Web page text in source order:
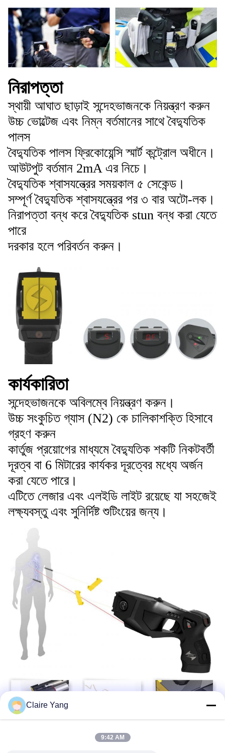
নিরাপত্তা
স্থায়ী আঘাত ছাড়াই সন্দেহভাজনকে নিয়ন্ত্রণ করুন
উচ্চ ভোল্টেজ এবং নিম্ন বর্তমানের সাথে বৈদ্যুতিক
পালস
বৈদ্যুতিক পালস ফ্রিকোয়েন্সি স্মার্ট কন্ট্রোল অধীনে।
আউটপুট বর্তমান 2mA এর নিচে।
বৈদ্যুতিক শ্বাসযন্ত্রের সময়কাল ৫ সেকেন্ড।
সম্পূর্ণ বৈদ্যুতিক শ্বাসযন্ত্রের পর ৩ বার অটো-লক।
নিরাপত্তা বন্ধ করে বৈদ্যুতিক stun বন্ধ করা যেতে
পারে
দরকার হলে পরিবর্তন করুন।
কার্যকারিতা
সন্দেহভাজনকে অবিলম্বে নিয়ন্ত্রণ করুন।
উচ্চ সংকুচিত গ্যাস (N2) কে চালিকাশক্তি হিসাবে
গ্রহণ করুন
কার্তুজ প্রয়োগের মাধ্যমে বৈদ্যুতিক শকটি নিকটবর্তী
দূরত্ব বা 6 মিটারের কার্যকর দূরত্বের মধ্যে অর্জন
করা যেতে পারে।
এটিতে লেজার এবং এলইডি লাইট রয়েছে যা সহজেই
লক্ষ্যবস্তু এবং সুনির্দিষ্ট শুটিংয়ের জন্য।
ডি-ইস্কেলেশনের সম্ভাবনা
Claire Yang
9:42 AM